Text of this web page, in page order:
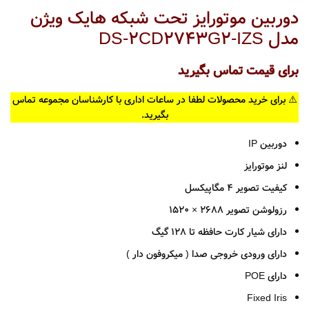
دوربین موتورایز تحت شبکه هایک ویژن
مدل DS-2CD2743G2-IZS
برای قیمت تماس بگیرید
⚠️ برای خرید محصولات لطفا در ساعات اداری با کارشناسان مجموعه تماس
بگیرید.
دوربین IP
لنز موتورایز
کیفیت تصویر 4 مگاپیکسل
رزولوشن تصویر2688 × 1520
دارای شیار کارت حافظه تا 128 گیگ
دارای ورودی خروجی صدا ( میکروفون دار )
دارای POE
Fixed Iris